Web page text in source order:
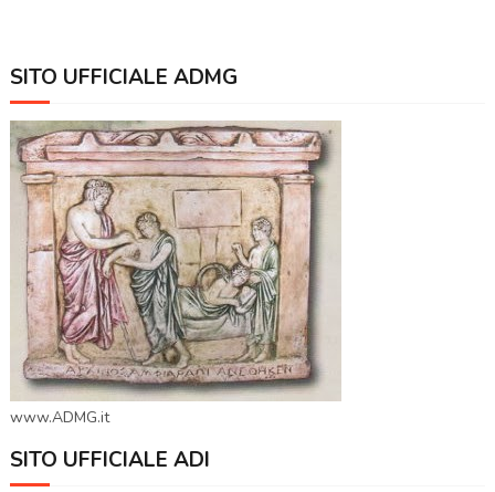
SITO UFFICIALE ADMG
www.ADMG.it
SITO UFFICIALE ADI